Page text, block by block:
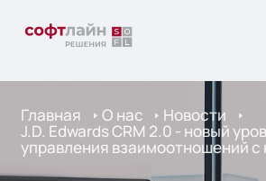
Главная О нас Новости
J.D. Edwards CRM 2.0 - новый
управления взаимоотношений с